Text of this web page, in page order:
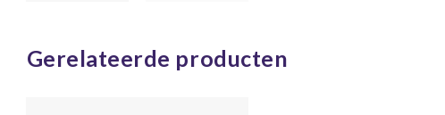
Gerelateerde producten